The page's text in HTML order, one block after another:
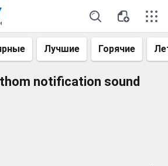
Лучшие Горячие
notification sound